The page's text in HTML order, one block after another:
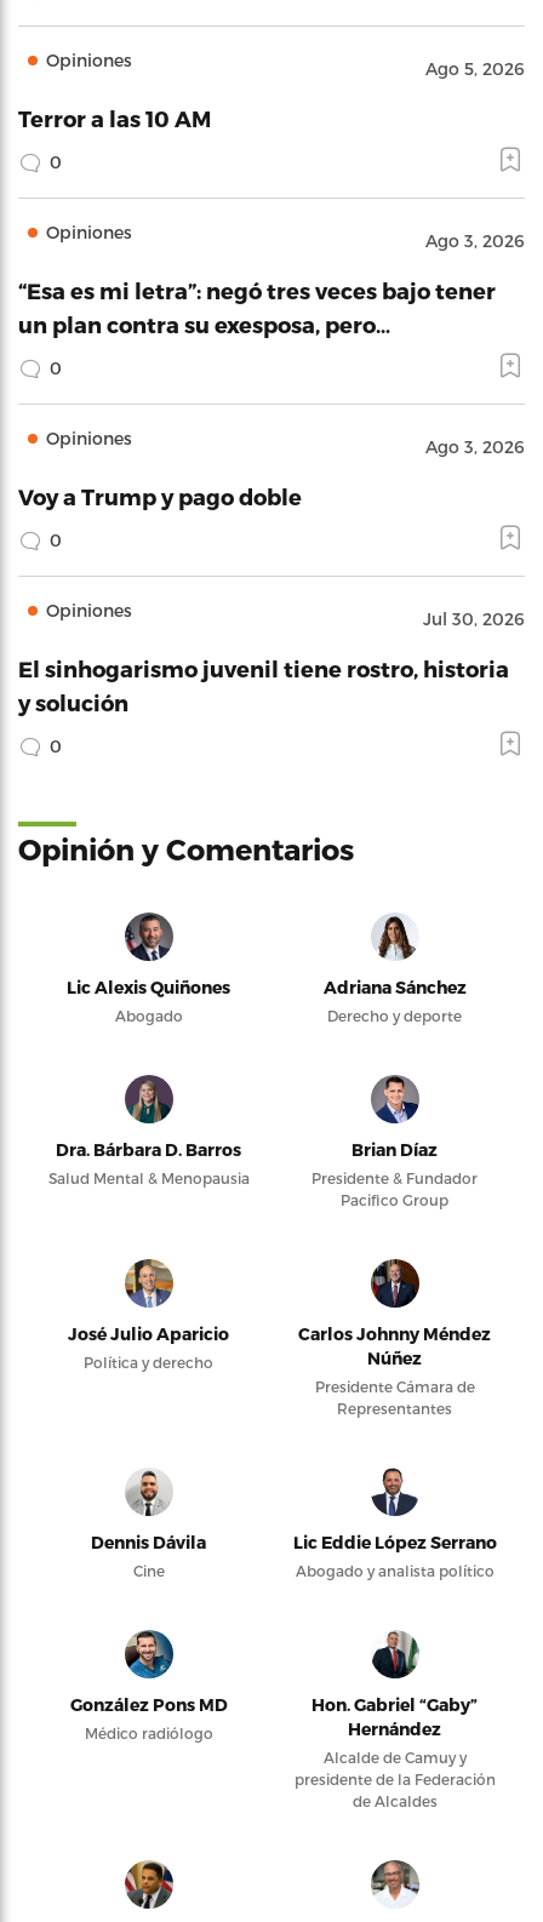
Opiniones Ago 5, 2026
Terror a las 10 AM
0
Opiniones Ago 3, 2026
“Esa es mi letra”: negó tres veces bajo tener
un plan contra su exesposa, pero…
0
Opiniones Ago 3, 2026
Voy a Trump y pago doble
0
Opiniones Jul 30, 2026
El sinhogarismo juvenil tiene rostro, historia
y solución
0
Opinión y Comentarios
Lic Alexis Quiñones
Abogado
Adriana Sánchez
Derecho y deporte
Dra. Bárbara D. Barros
Salud Mental & Menopausia
Brian Díaz
Presidente & Fundador
Pacifico Group
José Julio Aparicio
Política y derecho
Carlos Johnny Méndez
Núñez
Presidente Cámara de
Representantes
Dennis Dávila
Cine
Lic Eddie López Serrano
Abogado y analista político
González Pons MD
Médico radiólogo
Hon. Gabriel “Gaby”
Hernández
Alcalde de Camuy y
presidente de la Federación
de Alcaldes